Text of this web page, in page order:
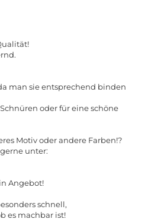
man sie entsprechend binden
oder für eine schöne
Motiv oder andere Farben!?
unter:
Angebot!
schnell,
es machbar ist!